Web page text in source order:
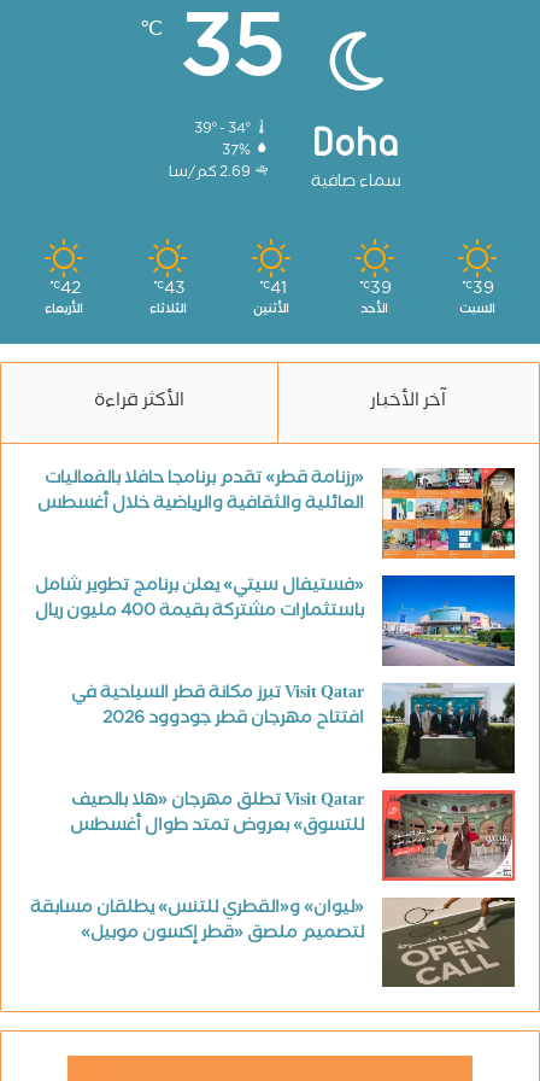
Doha
سماء صافية
35
℃
39º - 34º
37%
2.69 كم/سا
39
℃
السبت
39
℃
الأحد
41
℃
الأثنين
43
℃
الثلاثاء
42
℃
الأربعاء
آخر الأخبار الأكثر قراءة
«رزنامة قطر» تقدم برنامجا حافلا بالفعاليات
العائلية والثقافية والرياضية خلال أغسطس
«فستيفال سيتي» يعلن برنامج تطوير شامل
باستثمارات مشتركة بقيمة 400 مليون ريال
Visit Qatar تبرز مكانة قطر السياحية في
افتتاح مهرجان قطر جودوود 2026
Visit Qatar تطلق مهرجان «هلا بالصيف
للتسوق» بعروض تمتد طوال أغسطس
«ليوان» و«القطري للتنس» يطلقان مسابقة
لتصميم ملصق «قطر إكسون موبيل»